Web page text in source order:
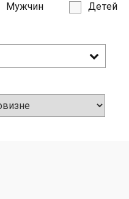
Мужчин Детей